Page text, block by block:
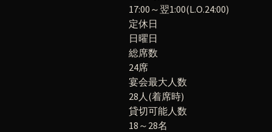
17:00～翌1:00(L.O.24:00)
定休日
日曜日
総席数
24席
宴会最大人数
28人(着席時)
貸切可能人数
18～28名